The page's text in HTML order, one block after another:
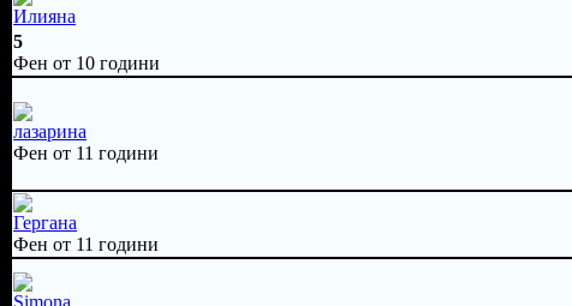
Илияна
5
Фен от 10 години
лазарина
Фен от 11 години
Гергана
Фен от 11 години
Simona